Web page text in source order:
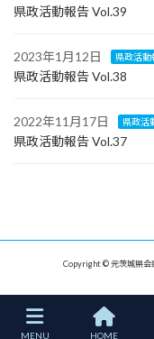
県政活動報告 Vol.39
2023年1月12日 県政活動
県政活動報告 Vol.38
2022年11月17日 県政活
県政活動報告 Vol.37
Copyright © 元茨城県会
MENU HOME